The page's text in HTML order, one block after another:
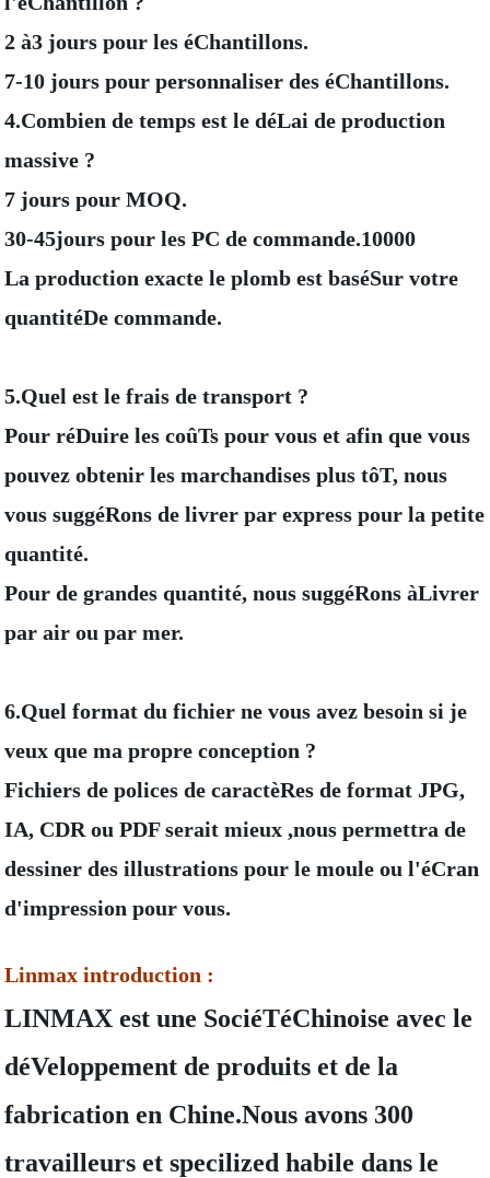
2 à3 jours pour les éChantillons.
7-10 jours pour personnaliser des éChantillons.
4.Combien de temps est le déLai de production
massive ?
7 jours pour MOQ.
30-45jours pour les PC de commande.10000
La production exacte le plomb est baséSur votre
quantitéDe commande.
5.Quel est le frais de transport ?
Pour réDuire les coûTs pour vous et afin que vous
pouvez obtenir les marchandises plus tôT, nous
vous suggéRons de livrer par express pour la petite
quantité.
Pour de grandes quantité, nous suggéRons àLivrer
par air ou par mer.
6.Quel format du fichier ne vous avez besoin si je
veux que ma propre conception ?
Fichiers de polices de caractèRes de format JPG,
IA, CDR ou PDF serait mieux ,nous permettra de
dessiner des illustrations pour le moule ou l'éCran
d'impression pour vous.
Linmax introduction :
LINMAX est une SociéTéChinoise avec le
déVeloppement de produits et de la
fabrication en Chine.Nous avons 300
travailleurs et specilized habile dans le